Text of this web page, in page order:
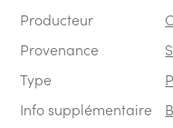
Producteur
Provenance
Type
Info supplémentaire